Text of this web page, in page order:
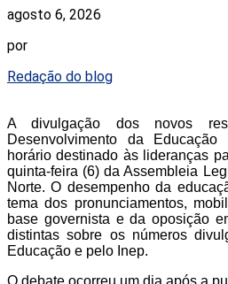
agosto 6, 2026
por
Redação do blog
A divulgação dos novos
Desenvolvimento da
horário destinado às lideranças
quinta-feira (6) da Assembleia
Norte. O desempenho da
tema dos pronunciamentos,
base governista e da oposição
distintas sobre os números
Educação e pelo Inep.
O debate ocorreu um dia após a